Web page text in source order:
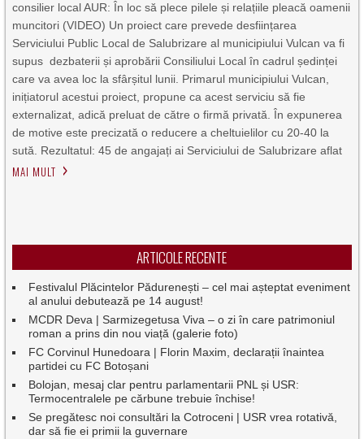
consilier local AUR: În loc să plece pilele și relațiile pleacă oamenii
muncitori (VIDEO) Un proiect care prevede desființarea
Serviciului Public Local de Salubrizare al municipiului Vulcan va fi
supus dezbaterii și aprobării Consiliului Local în cadrul ședinței
care va avea loc la sfârșitul lunii. Primarul municipiului Vulcan,
inițiatorul acestui proiect, propune ca acest serviciu să fie
externalizat, adică preluat de către o firmă privată. În expunerea
de motive este precizată o reducere a cheltuielilor cu 20-40 la
sută. Rezultatul: 45 de angajați ai Serviciului de Salubrizare aflat
MAI MULT
ARTICOLE RECENTE
Festivalul Plăcintelor Pădurenești – cel mai așteptat eveniment
al anului debutează pe 14 august!
MCDR Deva | Sarmizegetusa Viva – o zi în care patrimoniul
roman a prins din nou viață (galerie foto)
FC Corvinul Hunedoara | Florin Maxim, declarații înaintea
partidei cu FC Botoșani
Bolojan, mesaj clar pentru parlamentarii PNL și USR:
Termocentralele pe cărbune trebuie închise!
Se pregătesc noi consultări la Cotroceni | USR vrea rotativă,
dar să fie ei primii la guvernare